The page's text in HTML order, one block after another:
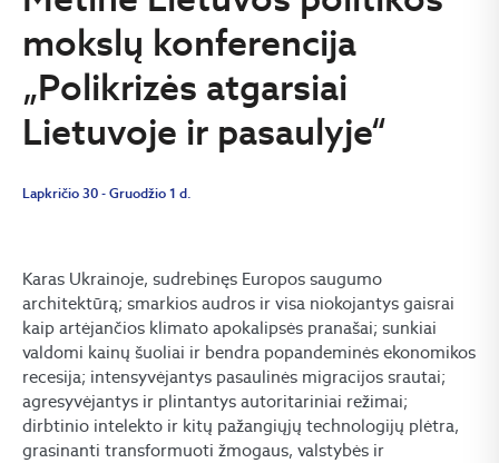
mokslų konferencija
„Polikrizės atgarsiai
Lietuvoje ir pasaulyje“
Lapkričio 30 - Gruodžio 1 d.
Karas Ukrainoje, sudrebinęs Europos saugumo
architektūrą; smarkios audros ir visa niokojantys gaisrai
kaip artėjančios klimato apokalipsės pranašai; sunkiai
valdomi kainų šuoliai ir bendra popandeminės ekonomikos
recesija; intensyvėjantys pasaulinės migracijos srautai;
agresyvėjantys ir plintantys autoritariniai režimai;
dirbtinio intelekto ir kitų pažangiųjų technologijų plėtra,
grasinanti transformuoti žmogaus, valstybės ir